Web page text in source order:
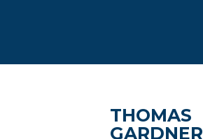
THOMAS
GARDNER